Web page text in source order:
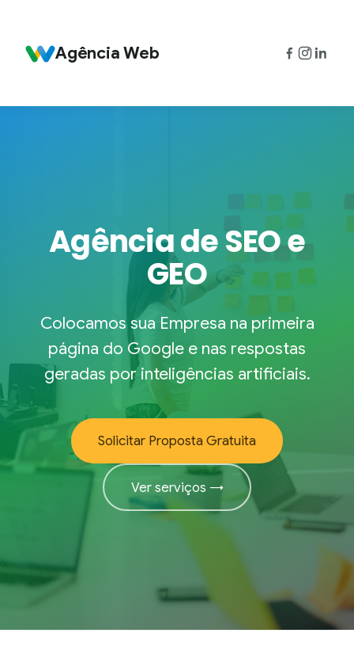
conteúdo Agência Web
Agência de SEO e
GEO
Colocamos sua Empresa na primeira
página do Google e nas respostas
geradas por inteligências artificiais.
Solicitar Proposta Gratuita
Ver serviços →